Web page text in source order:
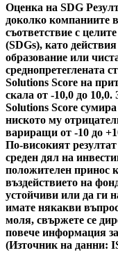
Оценка на SDG
доколко компаниите
съответствие с
(SDGs), като
образование или
среднопретеглената
Solutions Score на
скала от -10,0 до 10,0.
Solutions Score
ниското му
вариращи от -10 до
По-високият
среден дял на
положителен принос
въздействието на
устойчиви или да ги
имате някакви
моля, свържете се
повече информация
(Източник на данни: